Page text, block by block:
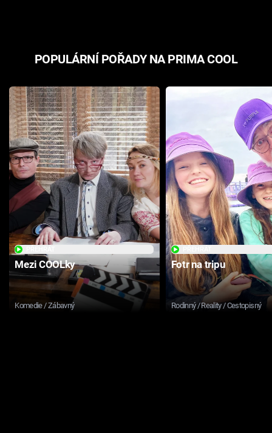
POPULÁRNÍ POŘADY NA PRIMA COOL
Mezi COOLky
Komedie / Zábavný
Fotr na tripu
Rodinný / Reality / Cestopisný